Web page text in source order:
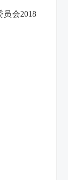
员会2018